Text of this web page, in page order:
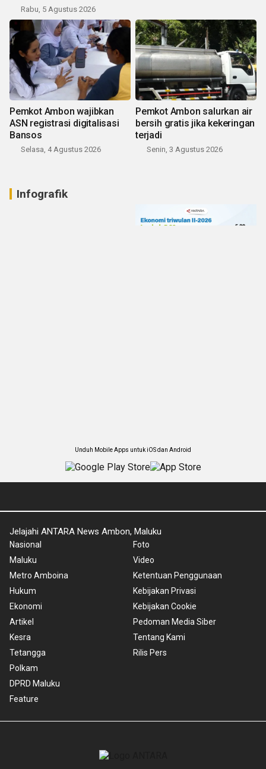
Rabu, 5 Agustus 2026
Pemkot Ambon wajibkan
ASN registrasi digitalisasi
Bansos
Selasa, 4 Agustus 2026
Pemkot Ambon salurkan air
bersih gratis jika kekeringan
terjadi
Senin, 3 Agustus 2026
Infografik
Unduh Mobile Apps untuk iOS dan Android
Jelajahi ANTARA News Ambon, Maluku
Nasional
Maluku
Metro Amboina
Hukum
Ekonomi
Artikel
Kesra
Tetangga
Polkam
DPRD Maluku
Feature
Foto
Video
Ketentuan Penggunaan
Kebijakan Privasi
Kebijakan Cookie
Pedoman Media Siber
Tentang Kami
Rilis Pers